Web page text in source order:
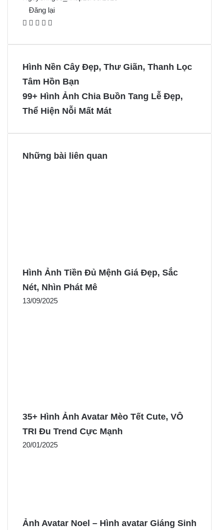
Đăng lại
F
o
o
k
X P
r
e
s
M
n
g
e
n
g
e
Hình Nền Cây Đẹp, Thư Giãn, Thanh Lọc
Tâm Hồn Bạn
99+ Hình Ảnh Chia Buồn Tang Lễ Đẹp,
Thể Hiện Nỗi Mất Mát
Những bài liên quan
Hình Ảnh Tiền Đủ Mệnh Giá Đẹp, Sắc
Nét, Nhìn Phát Mê
13/09/2025
35+ Hình Ảnh Avatar Mèo Tết Cute, VÔ
TRI Đu Trend Cực Mạnh
20/01/2025
Ảnh Avatar Noel – Hình avatar Giáng Sinh